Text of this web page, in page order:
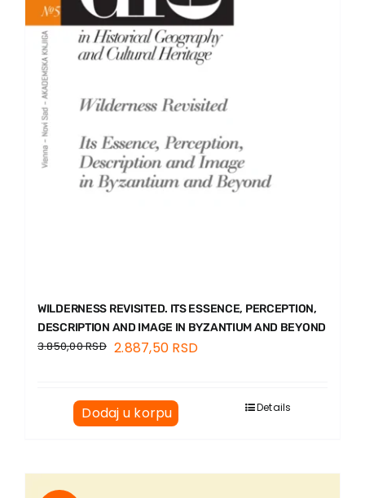
WILDERNESS REVISITED. ITS ESSENCE, PERCEPTION,
DESCRIPTION AND IMAGE IN BYZANTIUM AND BEYOND
3.850,00RSD 2.887,50 RSD
Dodaj u korpu Details